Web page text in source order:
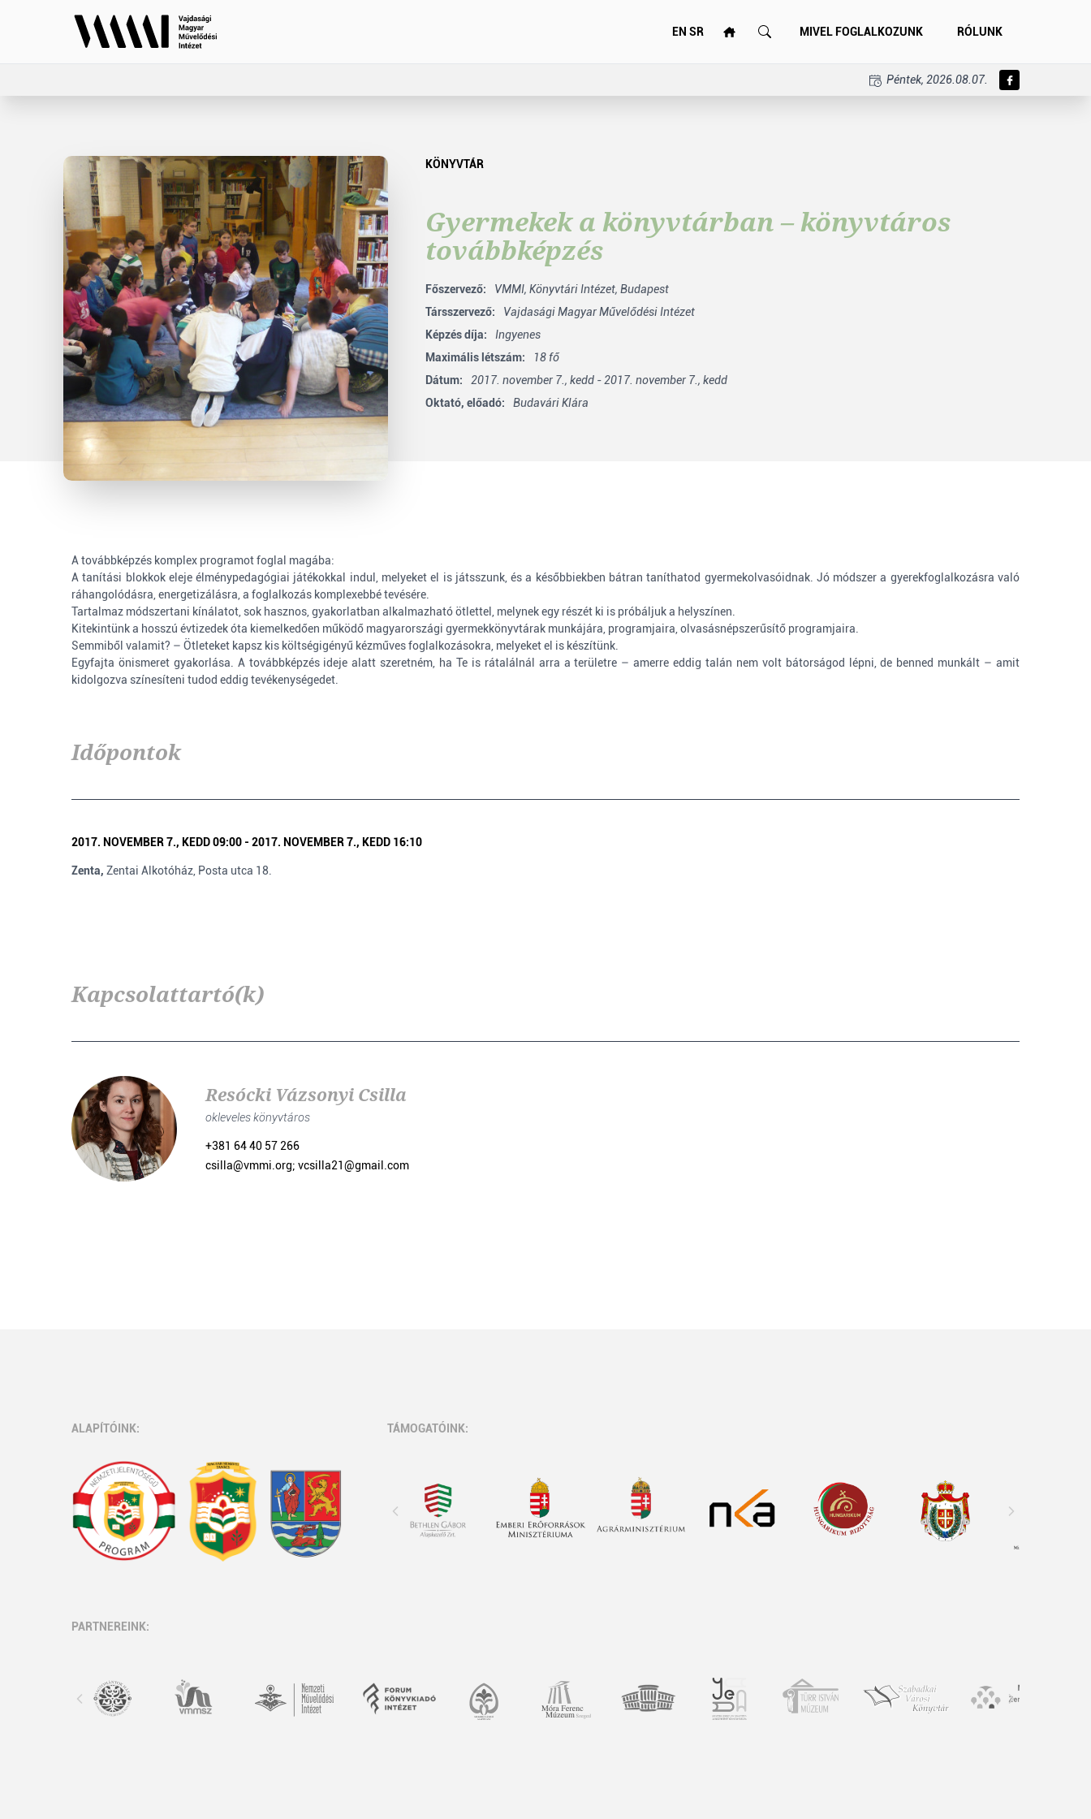
EN SR MIVEL FOGLALKOZUNK RÓLUNK
Péntek, 2026.08.07.
KÖNYVTÁR
Gyermekek a könyvtárban – könyvtáros
továbbképzés
Főszervező: VMMI, Könyvtári Intézet, Budapest
Társszervező:
Vajdasági Magyar Művelődési Intézet
Képzés díja:
Ingyenes
Maximális létszám:
18 fő
Dátum:
2017. november 7., kedd - 2017. november 7., kedd
Oktató, előadó:
Budavári Klára
A továbbképzés komplex programot foglal magába:
A tanítási blokkok eleje élménypedagógiai játékokkal indul, melyeket el is játsszunk, és a későbbiekben bátran taníthatod gyermekolvasóidnak. Jó módszer a gyerekfoglalkozásra való
ráhangolódásra, energetizálásra, a foglalkozás komplexebbé tevésére.
Tartalmaz módszertani kínálatot, sok hasznos, gyakorlatban alkalmazható ötlettel, melynek egy részét ki is próbáljuk a helyszínen.
Kitekintünk a hosszú évtizedek óta kiemelkedően működő magyarországi gyermekkönyvtárak munkájára, programjaira, olvasásnépszerűsítő programjaira.
Semmiből valamit? – Ötleteket kapsz kis költségigényű kézműves foglalkozásokra, melyeket el is készítünk.
Egyfajta önismeret gyakorlása. A továbbképzés ideje alatt szeretném, ha Te is rátalálnál arra a területre – amerre eddig talán nem volt bátorságod lépni, de benned munkált – amit
kidolgozva színesíteni tudod eddig tevékenységedet.
Időpontok
2017. NOVEMBER 7., KEDD 09:00 - 2017. NOVEMBER 7., KEDD 16:10
Zenta, Zentai Alkotóház, Posta utca 18.
Kapcsolattartó(k)
Resócki Vázsonyi Csilla
okleveles könyvtáros
+381 64 40 57 266
csilla@vmmi.org; vcsilla21@gmail.com
ALAPÍTÓINK: TÁMOGATÓINK:
PARTNEREINK: